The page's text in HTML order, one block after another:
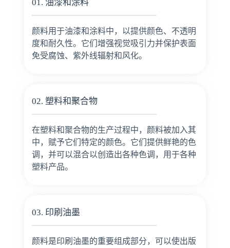
01. 油漆和涂料
颜料用于油漆和涂料中，以提供颜色、不透明
度和耐久性。它们增强视觉吸引力并保护表面
免受腐蚀、紫外线辐射和风化。
02. 塑料和聚合物
在塑料和聚合物的生产过程中，颜料被加入其
中，赋予它们特定的颜色。它们提供鲜艳的色
调，并可以混合以创造出各种色调，用于各种
塑料产品。
03. 印刷油墨
颜料是印刷油墨的重要组成部分，可以使出版